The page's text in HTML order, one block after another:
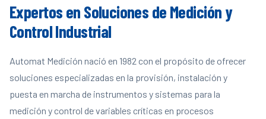
Expertos en Soluciones de Medición y
Control Industrial
Automat Medición nació en 1982 con el propósito de ofrecer
soluciones especializadas en la provisión, instalación y
puesta en marcha de instrumentos y sistemas para la
medición y control de variables críticas en procesos